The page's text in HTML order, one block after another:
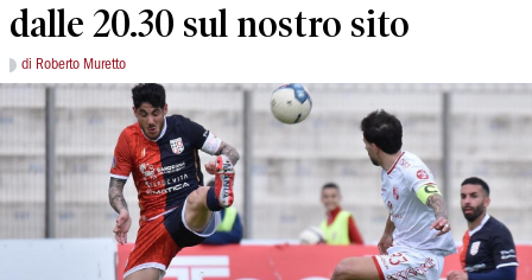
dalle 20.30 sul nostro sito
di Roberto Muretto